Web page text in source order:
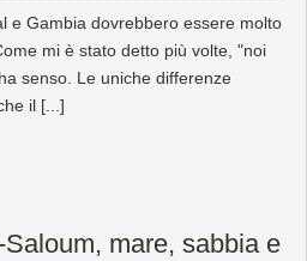
e Gambia dovrebbero essere molto
mi è stato detto più volte, "noi
senso. Le uniche differenze
il [...]
Saloum, mare, sabbia e